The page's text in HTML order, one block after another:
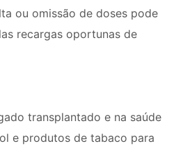
ou omissão de doses pode
recargas oportunas de
transplantado e na saúde
e produtos de tabaco para